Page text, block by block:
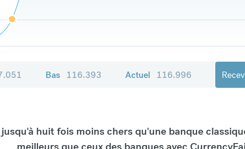
Bas 116.393 Actuel 116.996
huit fois moins chers qu'une banque
meilleurs que ceux des banques avec